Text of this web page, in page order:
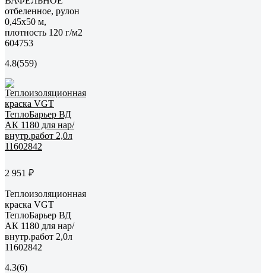
отбеленное, рулон
0,45х50 м,
плотность 120 г/м2
604753
4.8(559)
2 951 ₽
Теплоизоляционная
краска VGT
ТеплоБарьер ВД
АК 1180 для нар/
внутр.работ 2,0л
11602842
4.3(6)